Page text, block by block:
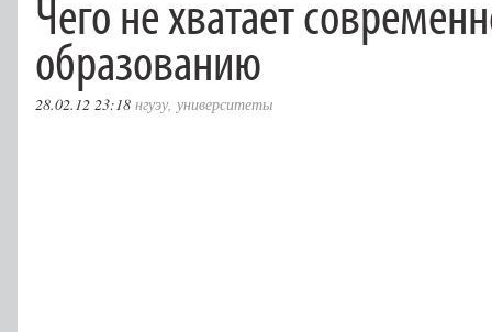
Чего не хватает
образованию
28.02.12 23:18 нгуэу, университеты